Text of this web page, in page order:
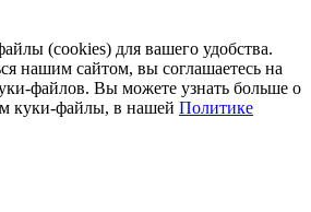
(cookies) для вашего удобства.
нашим сайтом, вы соглашаетесь на
файлов. Вы можете узнать больше о
куки-файлы, в нашей Политике